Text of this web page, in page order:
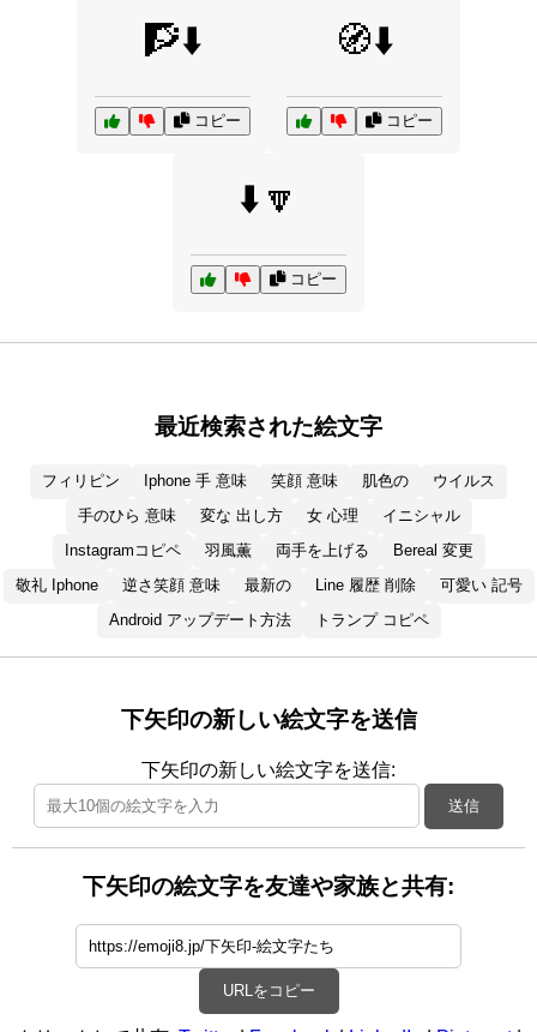
🧗⬇️
コピー
🧭⬇️
コピー
⬇️🔽
コピー
最近検索された絵文字
フィリピン Iphone 手 意味 笑顔 意味 肌色の
ウイルス
手のひら 意味
変な 出し方 女 心理
イニシャル
Instagramコピペ
羽風薫 両手を上げる
Bereal 変更
敬礼 Iphone
逆さ笑顔 意味 最新の Line 履歴 削除
可愛い 記号
Android アップデート方法
トランプ コピペ
下矢印の新しい絵文字を送信
下矢印の新しい絵文字を送信:
送信
下矢印の絵文字を友達や家族と共有:
URLをコピー